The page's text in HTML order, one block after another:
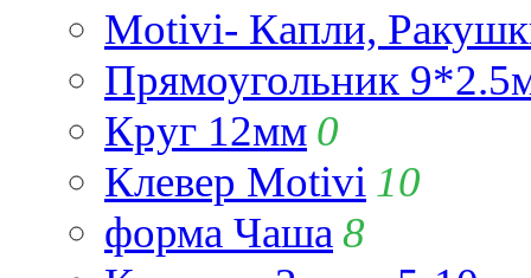
Motivi- Капли,
Прямоугольник
Круг 12мм 0
Клевер Motivi 10
форма Чаша 8